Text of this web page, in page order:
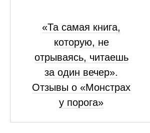
«Та самая книга,
которую, не
отрываясь, читаешь
за один вечер».
Отзывы о «Монстрах
у порога»